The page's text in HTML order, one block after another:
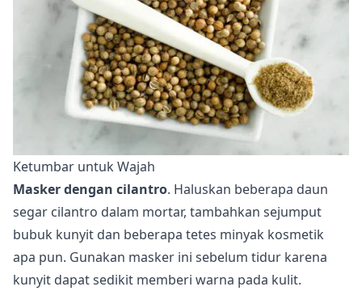
Ketumbar untuk Wajah
Masker dengan cilantro. Haluskan beberapa daun
segar cilantro dalam mortar, tambahkan sejumput
bubuk kunyit dan beberapa tetes minyak kosmetik
apa pun. Gunakan masker ini sebelum tidur karena
kunyit dapat sedikit memberi warna pada kulit.